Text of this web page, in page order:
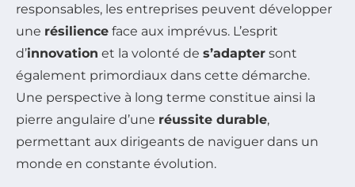
responsables, les entreprises peuvent développer
une résilience face aux imprévus. L’esprit
d’innovation et la volonté de s’adapter sont
également primordiaux dans cette démarche.
Une perspective à long terme constitue ainsi la
pierre angulaire d’une réussite durable,
permettant aux dirigeants de naviguer dans un
monde en constante évolution.